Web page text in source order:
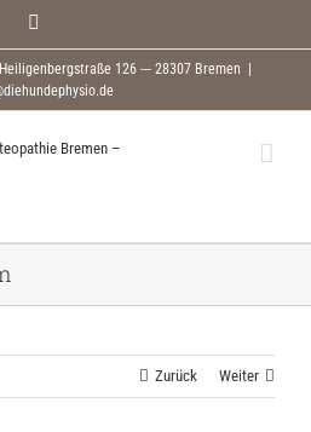
126 --- 28307 Bremen
Zurück Weiter